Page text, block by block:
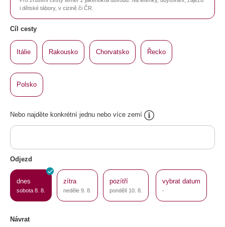
i dětské tábory, v cizině či ČR.
Cíl cesty
Itálie Rakousko Chorvatsko Řecko
Polsko
Nebo najděte konkrétní jednu nebo více zemí
Odjezd
dnes
sobota 8. 8.
zítra
neděle 9. 8.
pozítří
pondělí 10. 8.
vybrat datum
-
Návrat